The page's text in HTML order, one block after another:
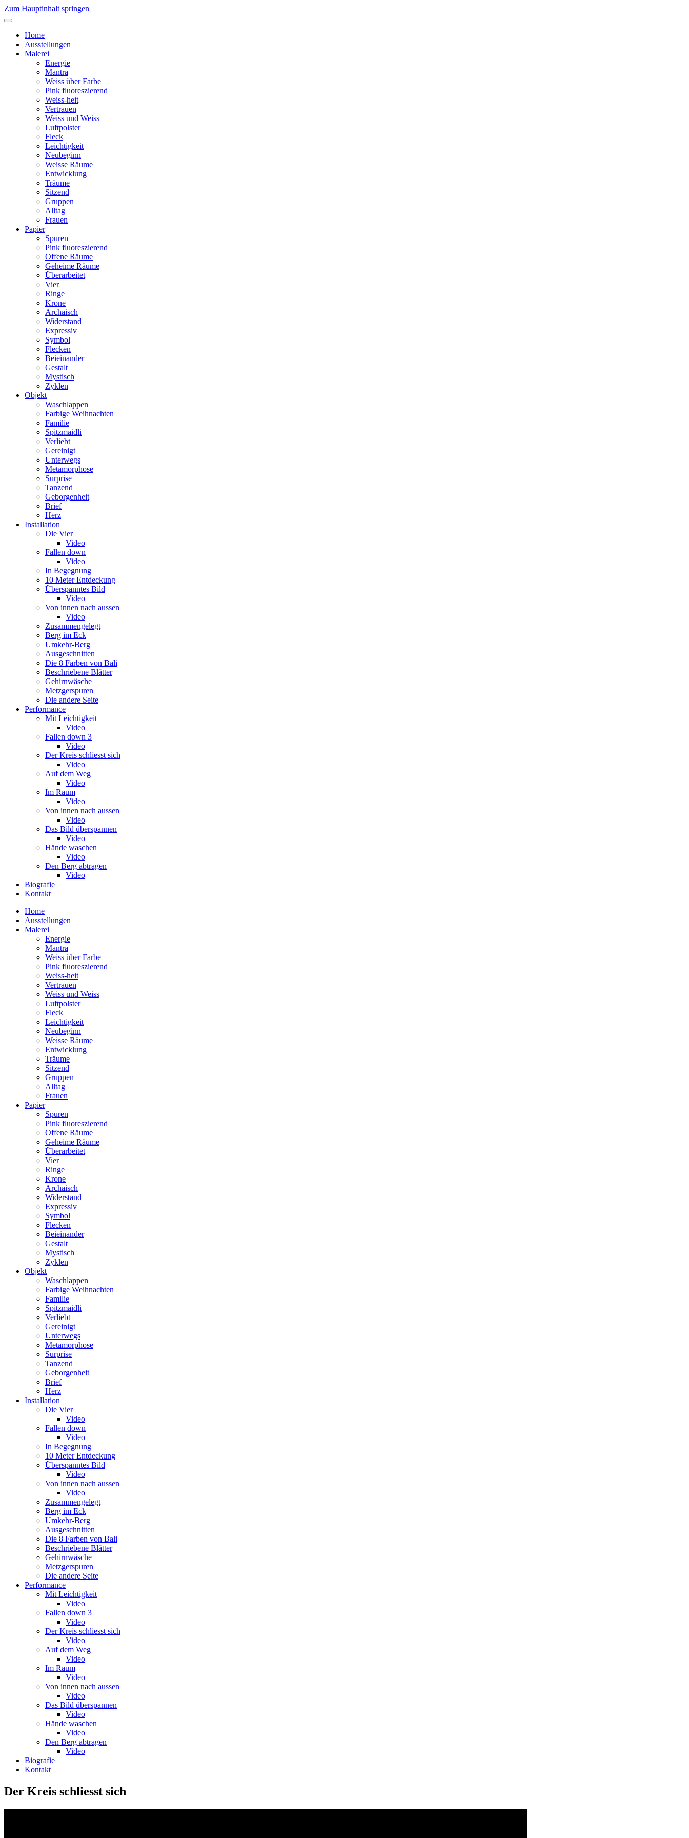
Zum Hauptinhalt springen
Home
Ausstellungen
Malerei
Energie
Mantra
Weiss über Farbe
Pink fluoreszierend
Weiss-heit
Vertrauen
Weiss und Weiss
Luftpolster
Fleck
Leichtigkeit
Neubeginn
Weisse Räume
Entwicklung
Träume
Sitzend
Gruppen
Alltag
Frauen
Papier
Spuren
Pink fluoreszierend
Offene Räume
Geheime Räume
Überarbeitet
Vier
Ringe
Krone
Archaisch
Widerstand
Expressiv
Symbol
Flecken
Beieinander
Gestalt
Mystisch
Zyklen
Objekt
Waschlappen
Farbige Weihnachten
Familie
Spitzmaidli
Verliebt
Gereinigt
Unterwegs
Metamorphose
Surprise
Tanzend
Geborgenheit
Brief
Herz
Installation
Die Vier
Video
Fallen down
Video
In Begegnung
10 Meter Entdeckung
Überspanntes Bild
Video
Von innen nach aussen
Video
Zusammengelegt
Berg im Eck
Umkehr-Berg
Ausgeschnitten
Die 8 Farben von Bali
Beschriebene Blätter
Gehirnwäsche
Metzgerspuren
Die andere Seite
Performance
Mit Leichtigkeit
Video
Fallen down 3
Video
Der Kreis schliesst sich
Video
Auf dem Weg
Video
Im Raum
Video
Von innen nach aussen
Video
Das Bild überspannen
Video
Hände waschen
Video
Den Berg abtragen
Video
Biografie
Kontakt
Home
Ausstellungen
Malerei
Energie
Mantra
Weiss über Farbe
Pink fluoreszierend
Weiss-heit
Vertrauen
Weiss und Weiss
Luftpolster
Fleck
Leichtigkeit
Neubeginn
Weisse Räume
Entwicklung
Träume
Sitzend
Gruppen
Alltag
Frauen
Papier
Spuren
Pink fluoreszierend
Offene Räume
Geheime Räume
Überarbeitet
Vier
Ringe
Krone
Archaisch
Widerstand
Expressiv
Symbol
Flecken
Beieinander
Gestalt
Mystisch
Zyklen
Objekt
Waschlappen
Farbige Weihnachten
Familie
Spitzmaidli
Verliebt
Gereinigt
Unterwegs
Metamorphose
Surprise
Tanzend
Geborgenheit
Brief
Herz
Installation
Die Vier
Video
Fallen down
Video
In Begegnung
10 Meter Entdeckung
Überspanntes Bild
Video
Von innen nach aussen
Video
Zusammengelegt
Berg im Eck
Umkehr-Berg
Ausgeschnitten
Die 8 Farben von Bali
Beschriebene Blätter
Gehirnwäsche
Metzgerspuren
Die andere Seite
Performance
Mit Leichtigkeit
Video
Fallen down 3
Video
Der Kreis schliesst sich
Video
Auf dem Weg
Video
Im Raum
Video
Von innen nach aussen
Video
Das Bild überspannen
Video
Hände waschen
Video
Den Berg abtragen
Video
Biografie
Kontakt
Der Kreis schliesst sich